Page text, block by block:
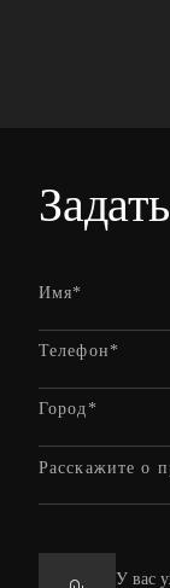
У вас